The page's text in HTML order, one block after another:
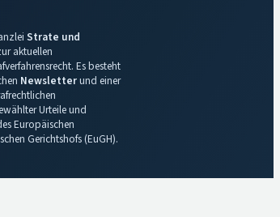
Strate und
aktuellen
Es besteht
Newsletterund einer
Urteile und
Europäischen
Gerichtshofs (EuGH).